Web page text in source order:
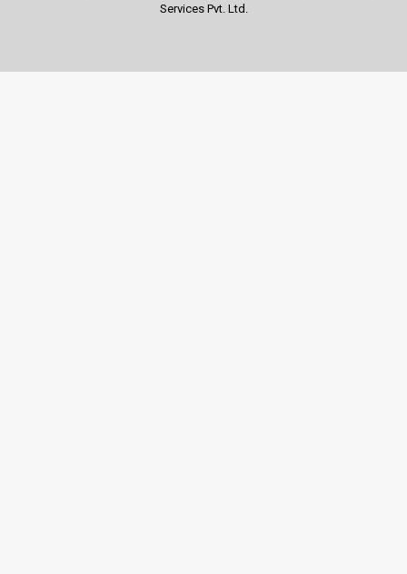
Services Pvt. Ltd.